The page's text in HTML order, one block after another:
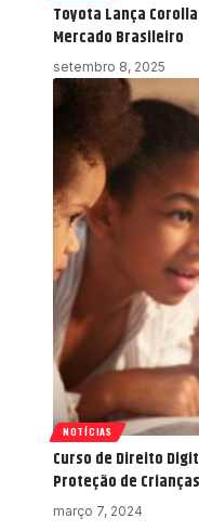
Toyota Lança
Mercado Brasileiro
setembro 8, 2025
NOTÍCIAS
Curso de Direito
Proteção de
março 7, 2024